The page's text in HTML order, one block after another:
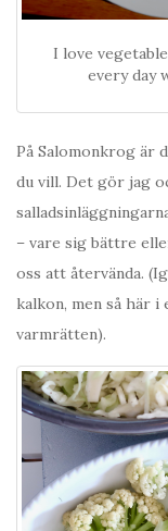
I love
every day
På Salomonkrog är
du vill. Det gör jag
– vare sig bättre
oss att återvända.
kalkon, men så här
varmrätten).